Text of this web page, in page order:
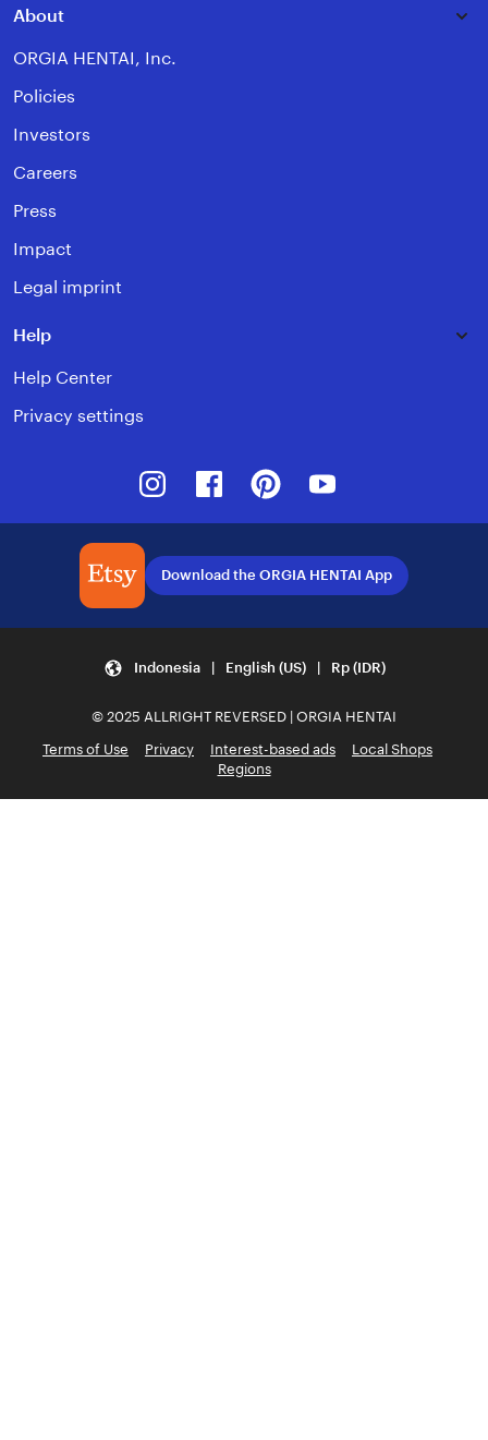
About
ORGIA HENTAI, Inc.
Policies
Investors
Careers
Press
Impact
Legal imprint
Help
Help Center
Privacy settings
InstagramFacebookPinterest
Download the ORGIA HENTAI App
Indonesia | English (US) | Rp (IDR)
© 2025 ALLRIGHT REVERSED | ORGIA HENTAI
Terms of Use
Privacy Interest-based ads
Local Shops
Regions